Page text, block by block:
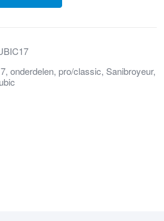
, onderdelen, pro/classic, Sanibroyeur,